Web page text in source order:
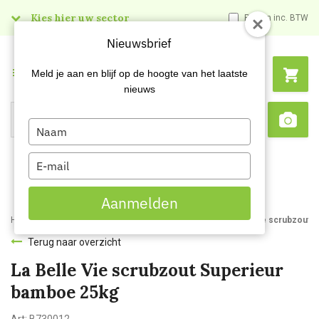
Kies hier uw sector Prijzen inc. BTW
Search
Menu
Home Webshop Sauna en Wellness Scrubzout La Belle Vie scrubzout
Terug naar overzicht
La Belle Vie scrubzout Superieur
bamboe 25kg
Nieuwsbrief
Meld je aan en blijf op de hoogte van het laatste
nieuws
Type
your
name
Type
your
email
Aanmelden